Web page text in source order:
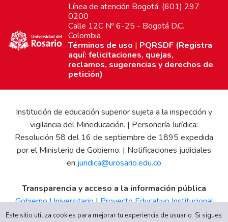
Línea de atención Bogotá: (601) 297
0200
Calle 12C Nº 6-25 - Bogotá D.C.
Colombia
Términos de uso | PQRSDF (Registra
aquí: felicitaciones, quejas,
reclamos, sugerencias y derechos de
petición)
Institución de educación superior sujeta a la inspección y
vigilancia del Mineducación. | Personería Jurídica:
Resolución 58 del 16 de septiembre de 1895 expedida
por el Ministerio de Gobierno. | Notificaciones judiciales
en juridica@urosario.edu.co
Transparencia y acceso a la información pública
Gobierno Universitario|Proyecto Educativo Institucional
|Informe de Gestión|Boletín Estadístico|Régimen
Este sitio utiliza cookies para mejorar tu experiencia de usuario. Si sigues